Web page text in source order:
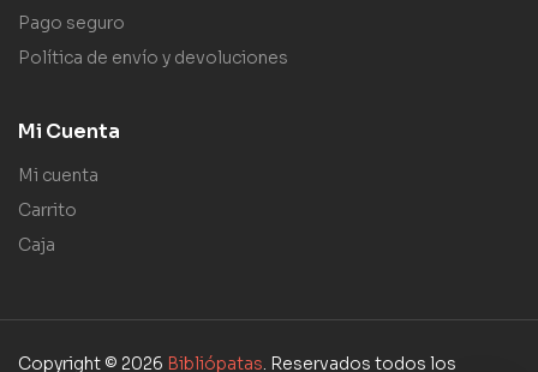
Pago seguro
Política de envío y devoluciones
Mi Cuenta
Mi cuenta
Carrito
Caja
Copyright © 2026 Bibliópatas. Reservados todos los